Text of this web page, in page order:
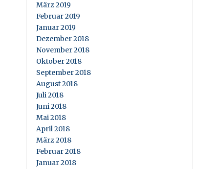
März 2019
Februar 2019
Januar 2019
Dezember 2018
November 2018
Oktober 2018
September 2018
August 2018
Juli 2018
Juni 2018
Mai 2018
April 2018
März 2018
Februar 2018
Januar 2018